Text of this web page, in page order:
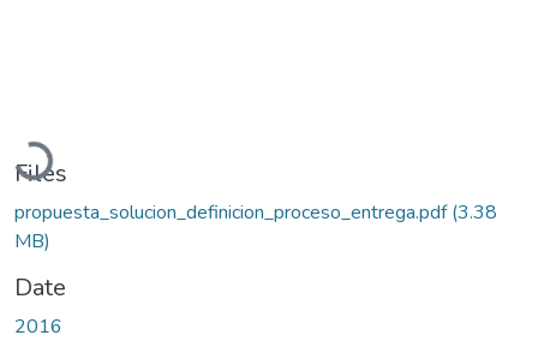
Loading...
Files
propuesta_solucion_definicion_proceso_entrega.pdf(3.38
MB)
Date
2016